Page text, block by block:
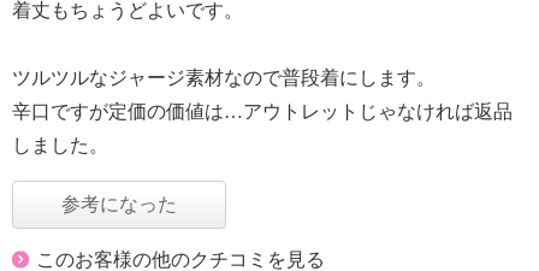
着丈もちょうどよいです。
ツルツルなジャージ素材なので普段着にします。
辛口ですが定価の価値は…アウトレットじゃなければ返品
しました。
参考になった
このお客様の他のクチコミを見る